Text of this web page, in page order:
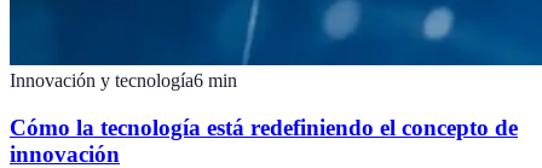
Innovación y tecnología6 min
Cómo la tecnología está redefiniendo el concepto de
innovación